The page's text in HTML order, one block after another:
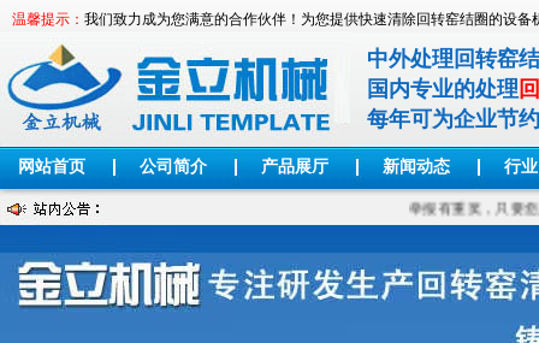
温馨提示： 我们致力成为您满意的合作伙伴！为您提供快速清除回转窑结圈的设备
中外处理回转窑
国内专业的处理
每年可为企业节约
网站首页 公司简介 产品展厅 新闻动态 行
举报有重奖，只要您